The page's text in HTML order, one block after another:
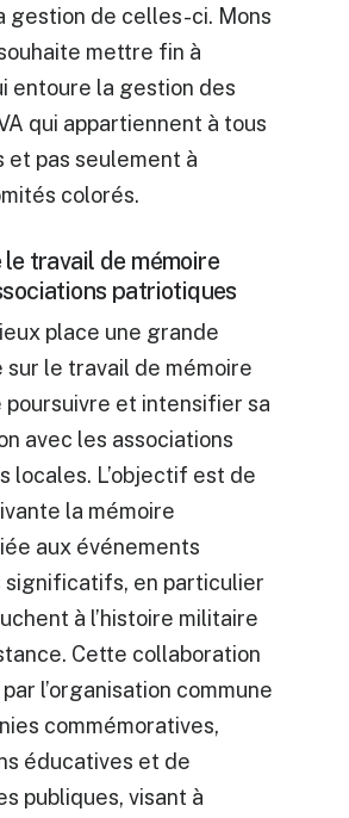
gestion de celles-ci. Mons
mettre fin à
entoure la gestion des
qui appartiennent à tous
et pas seulement à
colorés.
le travail de mémoire
patriotiques
place une grande
sur le travail de mémoire
poursuivre et intensifier sa
avec les associations
locales. L’objectif est de
la mémoire
aux événements
significatifs, en particulier
à l’histoire militaire
Cette collaboration
l’organisation commune
commémoratives,
éducatives et de
publiques, visant à